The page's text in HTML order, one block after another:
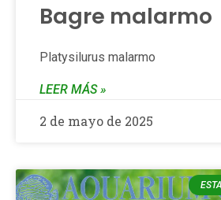
Bagre malarmo
Platysilurus malarmo
LEER MÁS »
2 de mayo de 2025